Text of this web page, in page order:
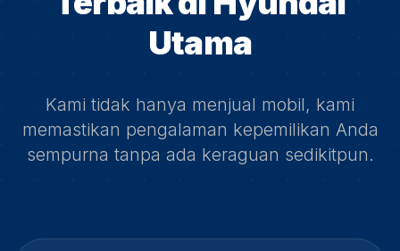
Utama
Kami tidak hanya menjual mobil, kami
memastikan pengalaman kepemilikan Anda
sempurna tanpa ada keraguan sedikitpun.